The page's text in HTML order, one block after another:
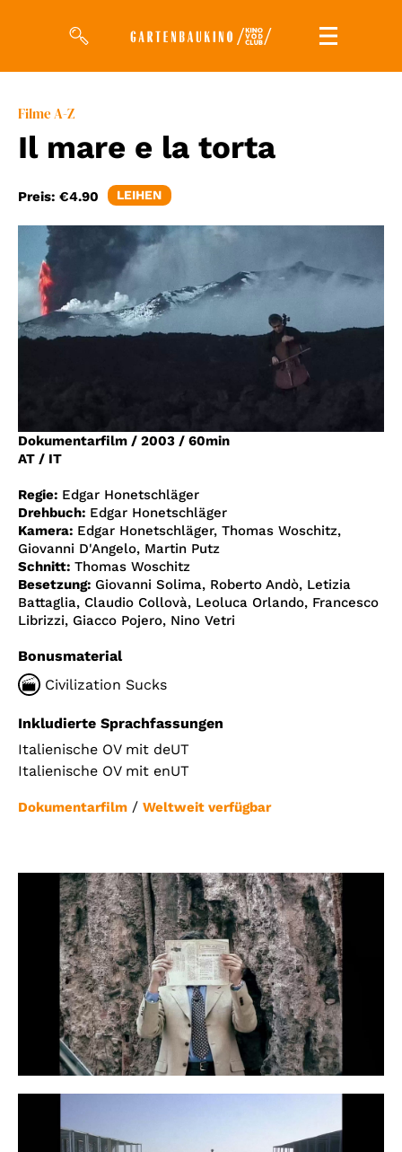
Magazin
Kuratierungen
Events
So geht’s
Filmpakete
Suche
Filme A-Z
Il mare e la torta
Preis: €4.90 LEIHEN
Dokumentarfilm / 2003 / 60min
AT / IT
Regie: Edgar Honetschläger
Drehbuch: Edgar Honetschläger
Kamera: Edgar Honetschläger, Thomas Woschitz,
Giovanni D'Angelo, Martin Putz
Schnitt: Thomas Woschitz
Besetzung: Giovanni Solima, Roberto Andò, Letizia
Battaglia, Claudio Collovà, Leoluca Orlando, Francesco
Librizzi, Giacco Pojero, Nino Vetri
Bonusmaterial
Civilization Sucks
Inkludierte Sprachfassungen
Italienische OV mit deUT
Italienische OV mit enUT
Dokumentarfilm / Weltweit verfügbar